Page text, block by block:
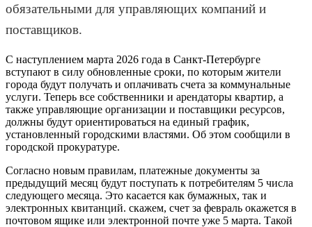
обязательными для управляющих компаний и
поставщиков.
С наступлением марта 2026 года в Санкт-Петербурге
вступают в силу обновленные сроки, по которым жители
города будут получать и оплачивать счета за коммунальные
услуги. Теперь все собственники и арендаторы квартир, а
также управляющие организации и поставщики ресурсов,
должны будут ориентироваться на единый график,
установленный городскими властями. Об этом сообщили в
городской прокуратуре.
Согласно новым правилам, платежные документы за
предыдущий месяц будут поступать к потребителям 5 числа
следующего месяца. Это касается как бумажных, так и
электронных квитанций. скажем, счет за февраль окажется в
почтовом ящике или электронной почте уже 5 марта. Такой